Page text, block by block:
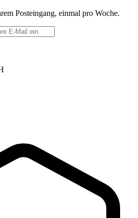
Posteingang, einmal pro Woche.